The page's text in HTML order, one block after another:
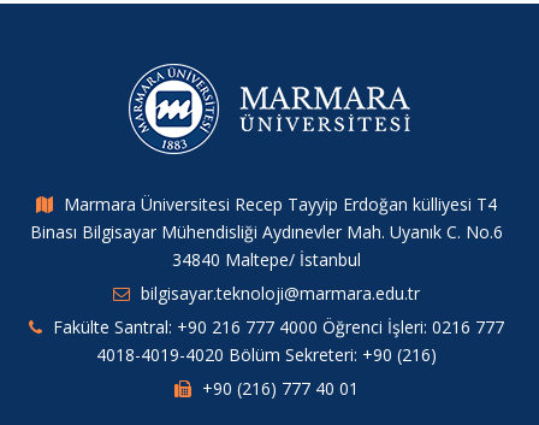
Marmara Üniversitesi Recep Tayyip Erdoğan külliyesi T4
Binası Bilgisayar Mühendisliği Aydınevler Mah. Uyanık C. No.6
34840 Maltepe/ İstanbul
bilgisayar.teknoloji@marmara.edu.tr
Fakülte Santral: +90 216 777 4000 Öğrenci İşleri: 0216 777
4018-4019-4020 Bölüm Sekreteri: +90 (216)
+90 (216) 777 40 01